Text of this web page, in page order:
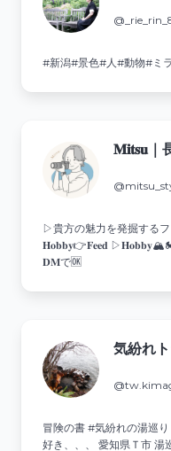
#新潟#景色#人#動物#ミ
𝐌𝐢𝐭𝐬𝐮｜
▷貴方の魅力を発掘するフ
𝐇𝐨𝐛𝐛𝐲👉𝐅𝐞𝐞𝐝
𝐃𝐌で🆗
気紛れ
冒険の書 #気紛れの湯巡
好き、、、 愛知県Ｔ市 湯